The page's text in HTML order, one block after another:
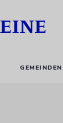
GEMEINDEN